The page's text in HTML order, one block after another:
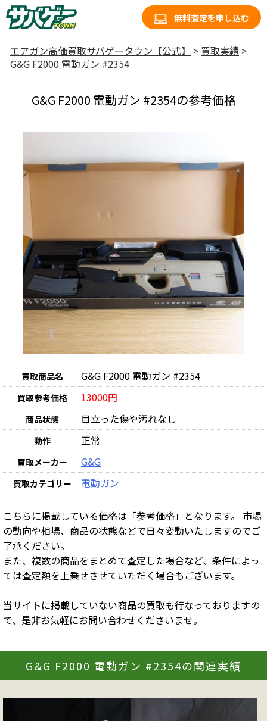
無料査定を申し込む
エアガン高価買取サバゲータウン【公式】 > 買取実績 >
G&G F2000 電動ガン #2354
G&G F2000 電動ガン #2354の参考価格
買取商品名 G&G F2000 電動ガン #2354
買取参考価格 13000円
商品状態 目立った傷や汚れなし
動作 正常
買取メーカー G&G
買取カテゴリー 電動ガン
こちらに掲載している価格は「参考価格」となります。 市場
の動向や相場、商品の状態などで日々変動いたしますのでご
了承ください。
また、複数の商品をまとめて査定した場合など、条件によっ
ては査定額を上乗せさせていただく場合もございます。
当サイトに掲載していない商品の買取も行なっておりますの
で、是非お気軽にお問い合わせくださいませ。
G&G F2000 電動ガン #2354の関連実績